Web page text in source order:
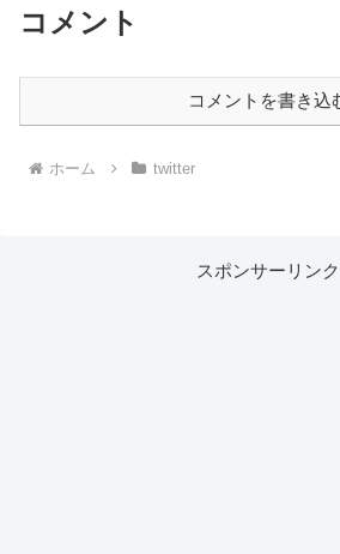
コメント
コメントを書き込
ホーム twitter
スポンサーリンク